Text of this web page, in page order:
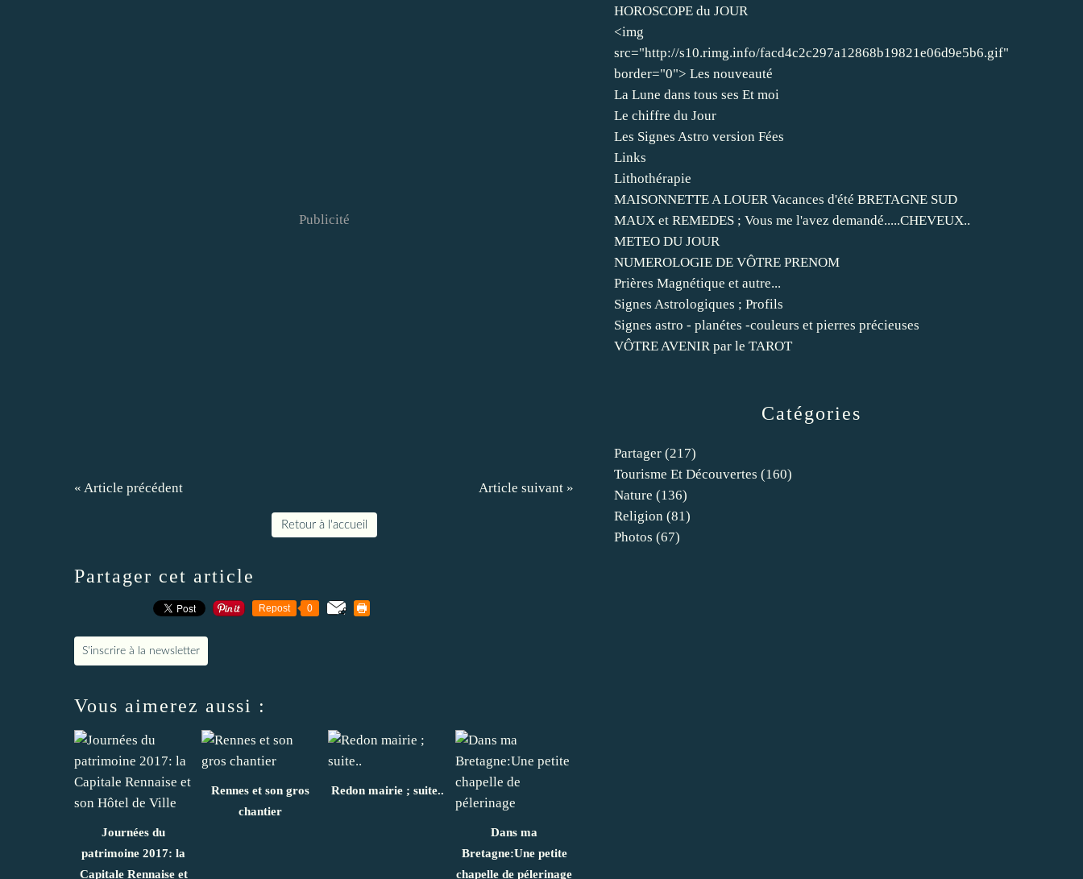
Publicité
« Article précédent Article suivant »
Retour à l'accueil
Partager cet article
Repost 0
S'inscrire à la newsletter
Vous aimerez aussi :
Journées du
patrimoine 2017: la
Capitale Rennaise et
Rennes et son gros
chantier
Redon mairie ; suite..
Dans ma
Bretagne:Une petite
chapelle de pélerinage
Catégories
Partager (217)
Tourisme Et Découvertes (160)
Nature (136)
Religion (81)
Photos (67)
HOROSCOPE du JOUR
<img
src="http://s10.rimg.info/facd4c2c297a12868b19821e06d9e5b6.gif"
border="0"> Les nouveauté
La Lune dans tous ses Et moi
Le chiffre du Jour
Les Signes Astro version Fées
Links
Lithothérapie
MAISONNETTE A LOUER Vacances d'été BRETAGNE SUD
MAUX et REMEDES ; Vous me l'avez demandé.....CHEVEUX..
METEO DU JOUR
NUMEROLOGIE DE VÔTRE PRENOM
Prières Magnétique et autre...
Signes Astrologiques ; Profils
Signes astro - planétes -couleurs et pierres précieuses
VÔTRE AVENIR par le TAROT